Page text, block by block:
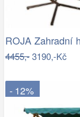
4455,-3190,-Kč
- 12%